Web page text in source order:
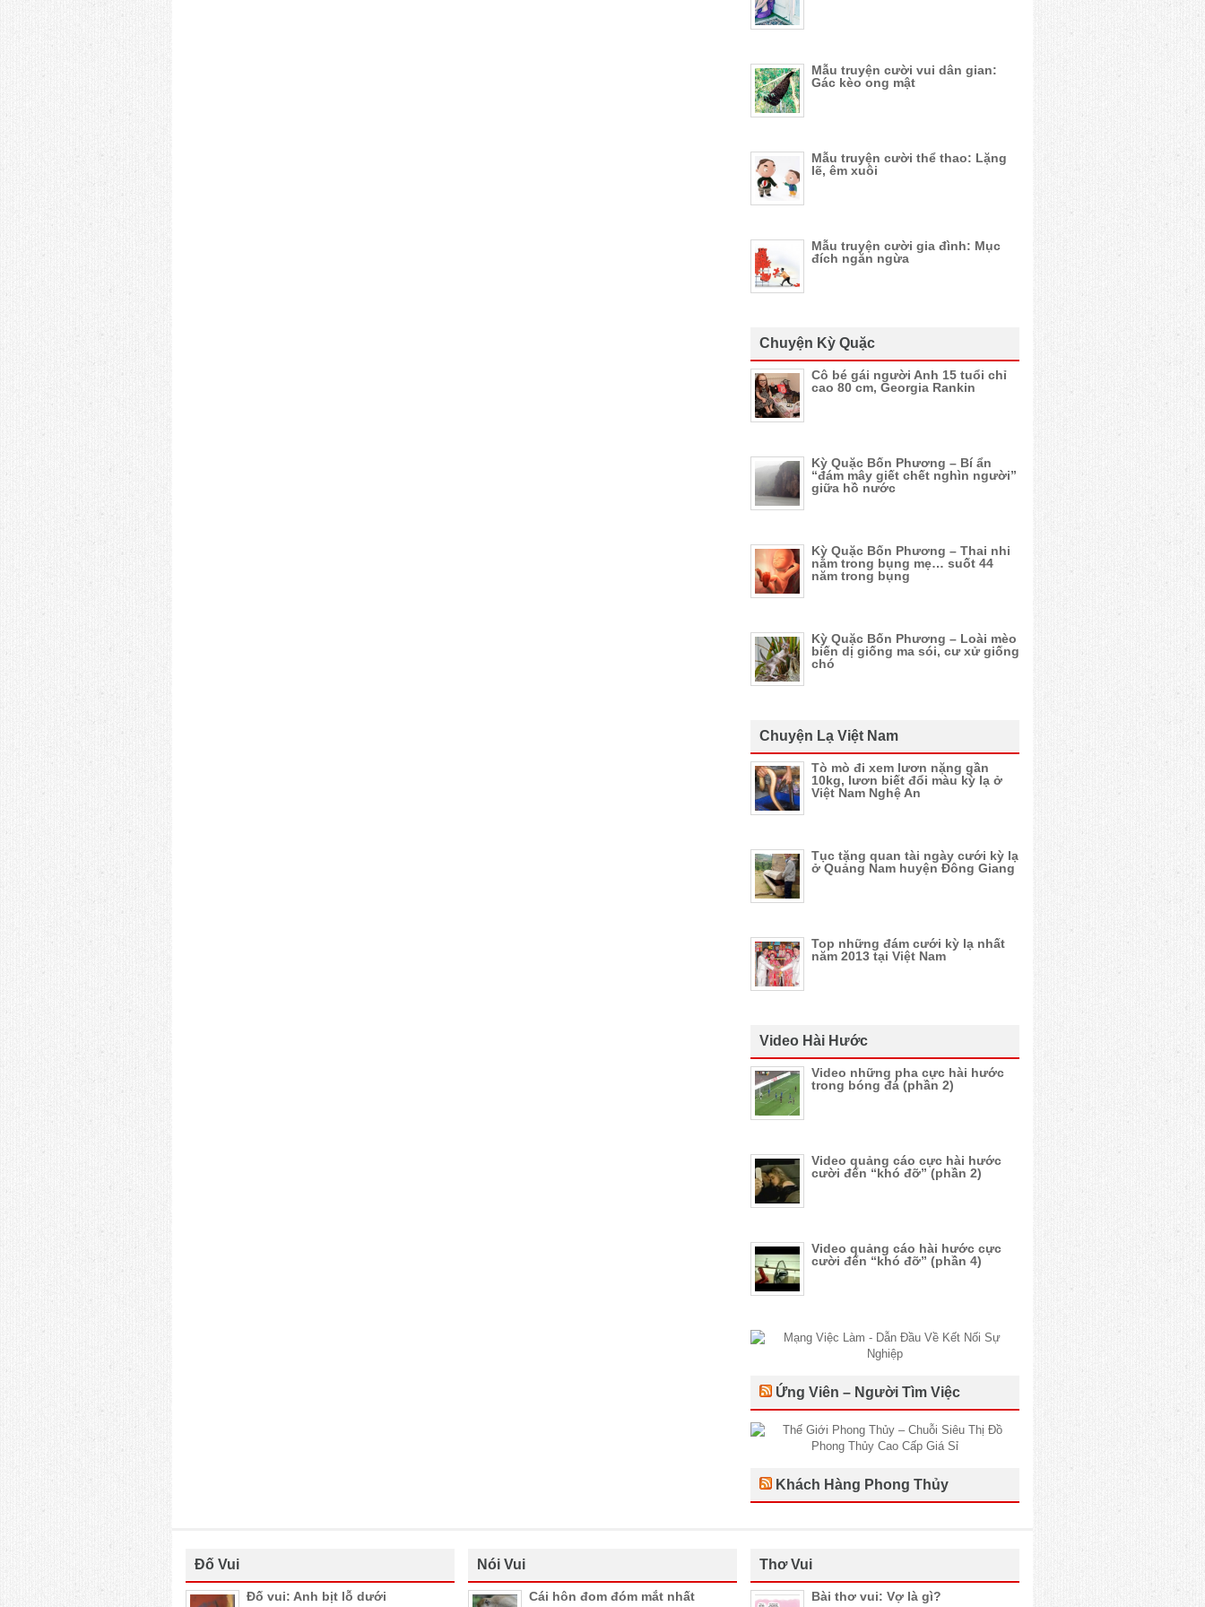
Mẫu truyện cười vui dân gian:
Gác kèo ong mật
Mẫu truyện cười thể thao: Lặng
lẽ, êm xuôi
Mẫu truyện cười gia đình: Mục
đích ngăn ngừa
Chuyện Kỳ Quặc
Cô bé gái người Anh 15 tuổi chỉ
cao 80 cm, Georgia Rankin
Kỳ Quặc Bốn Phương – Bí ẩn
“đám mây giết chết nghìn người”
giữa hồ nước
Kỳ Quặc Bốn Phương – Thai nhi
nằm trong bụng mẹ… suốt 44
năm trong bụng
Kỳ Quặc Bốn Phương – Loài mèo
biến dị giống ma sói, cư xử giống
chó
Chuyện Lạ Việt Nam
Tò mò đi xem lươn nặng gần
10kg, lươn biết đổi màu kỳ lạ ở
Việt Nam Nghệ An
Tục tặng quan tài ngày cưới kỳ lạ
ở Quảng Nam huyện Đông Giang
Top những đám cưới kỳ lạ nhất
năm 2013 tại Việt Nam
Video Hài Hước
Video những pha cực hài hước
trong bóng đá (phần 2)
Video quảng cáo cực hài hước
cười đến “khó đỡ” (phần 2)
Video quảng cáo hài hước cực
cười đến “khó đỡ” (phần 4)
Ứng Viên – Người Tìm Việc
Khách Hàng Phong Thủy
Đố Vui
Đố vui: Anh bịt lỗ dưới
Nói Vui
Cái hôn đom đóm mắt nhất
Thơ Vui
Bài thơ vui: Vợ là gì?